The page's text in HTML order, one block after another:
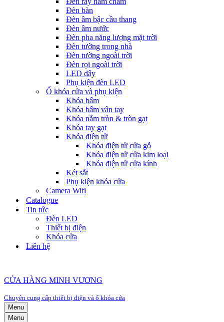
Đèn bàn
Đèn âm bậc cầu thang
Đèn âm nước
Đèn pha năng lượng mặt trời
Đèn tường trong nhà
Đèn tường ngoài trời
Đèn rọi ngoài trời
LED dây
Phụ kiện đèn LED
Ổ khóa cửa và phụ kiện
Khóa bấm
Khóa bấm vân tay
Khóa nắm tròn & tròn gạt
Khóa tay gạt
Khóa điện tử
Khóa điện tử cửa gỗ
Khóa điện tử cửa kim loại
Khóa điện tử cửa kính
Két sắt
Phụ kiện khóa cửa
Camera Wifi
Catalogue
Tin tức
Đèn LED
Thiết bị điện
Khóa cửa
Liên hệ
CỬA HÀNG MINH VƯƠNG
Chuyên cung cấp thiết bị điện và ổ khóa cửa
Menu
Menu